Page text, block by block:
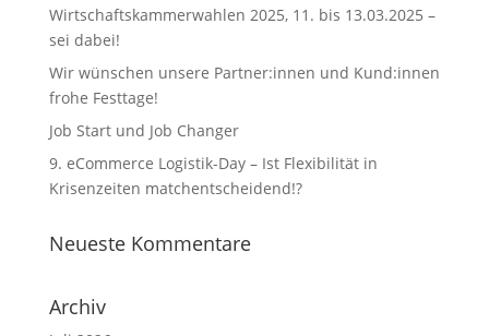
Wirtschaftskammerwahlen 2025, 11. bis 13.03.2025 –
sei dabei!
Wir wünschen unsere Partner:innen und Kund:innen
frohe Festtage!
Job Start und Job Changer
9. eCommerce Logistik-Day – Ist Flexibilität in
Krisenzeiten matchentscheidend!?
Neueste Kommentare
Archiv